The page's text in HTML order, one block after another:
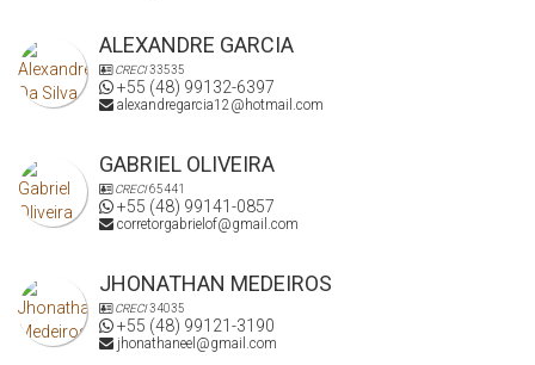
ALEXANDRE GARCIA
CRECI33535
+55 (48) 99132-6397
alexandregarcia12@hotmail.com
GABRIEL OLIVEIRA
CRECI65441
+55 (48) 99141-0857
corretorgabrielof@gmail.com
JHONATHAN MEDEIROS
CRECI34035
+55 (48) 99121-3190
jhonathaneel@gmail.com